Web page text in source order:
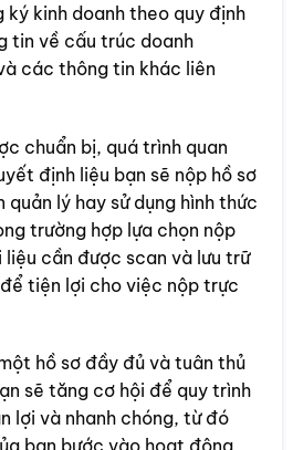
ký kinh doanh theo quy định
tin về cấu trúc doanh
các thông tin khác liên
chuẩn bị, quá trình quan
định liệu bạn sẽ nộp hồ sơ
lý hay sử dụng hình thức
trường hợp lựa chọn nộp
cần được scan và lưu trữ
tiện lợi cho việc nộp trực
hồ sơ đầy đủ và tuân thủ
sẽ tăng cơ hội để quy trình
lợi và nhanh chóng, từ đó